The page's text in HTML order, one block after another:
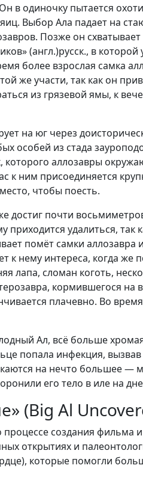
в одиночку пытается
Выбор Ала падает на
Позже он
(англ.)русск., в
более взрослая самка
же участи, так как он
из грязевой ямы, к
на юг через
особей из стада
которого аллозавры
к ним присоединяется
чтобы поесть.
почти
удалиться,
помёт самки
к нему интереса, когда
лапа, сломан коготь,
кормившегося на
плачевно. Во
Ал, всё больше
попала инфекция,
на нечто большее —
его тело в иле на
(Big Al
создания
открытиях и
которые помогли